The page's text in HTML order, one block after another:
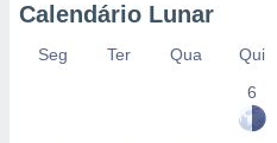
Calendário Lunar
Seg Ter Qua Qui
6